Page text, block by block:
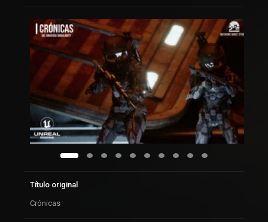
Título original
Crónicas